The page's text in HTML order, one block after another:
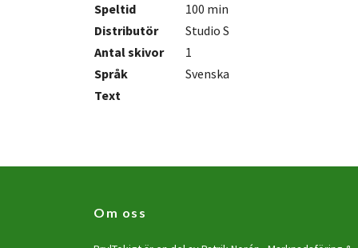
Speltid
100 min
Distributör
Studio S
Antalskivor
1
Språk
Svenska
Text
Om oss